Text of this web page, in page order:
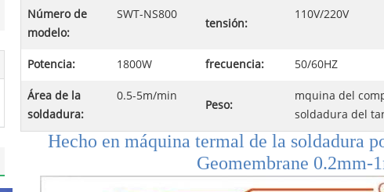
Número de
modelo:
SWT-NS800
tensión:
110V/220V
Potencia: 1800W frecuencia: 50/60HZ
Área de la
soldadura:
0.5-5m/min
Peso:
mquina del
soldadura del
Hecho en máquina termal de la soldadura
Geomembrane 0.2mm-